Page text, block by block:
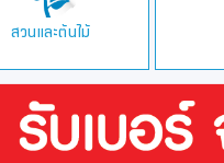
สวนและต้นไม้